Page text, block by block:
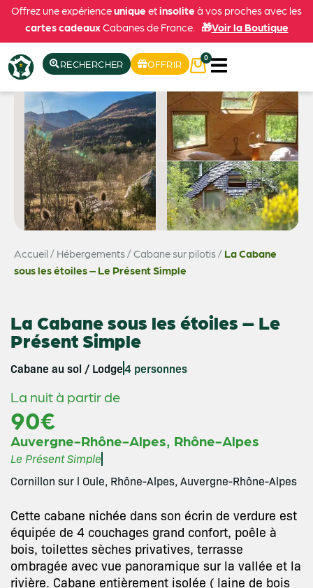
Offrez une expérienceunique etinsolite à vos proches avec les
cartes cadeauxCabanes de France. 🎁Voir la Boutique
RECHERCHER OFFRIR
0
Voir les 9 photos
Accueil / Hébergements/Cabane sur pilotis/ La Cabane
sous les étoiles – Le Présent Simple
La Cabane sous les étoiles – Le
Présent Simple
Cabane au sol / Lodge4 personnes
La nuit à partir de
90€
Auvergne-Rhône-Alpes, Rhône-Alpes
Le Présent Simple
Cornillon sur l Oule, Rhône-Alpes, Auvergne-Rhône-Alpes
Cette cabane nichée dans son écrin de verdure est
équipée de 4 couchages grand confort, poêle à
bois, toilettes sèches privatives, terrasse
ombragée avec vue panoramique sur la vallée et la
rivière. Cabane entièrement isolée ( laine de bois